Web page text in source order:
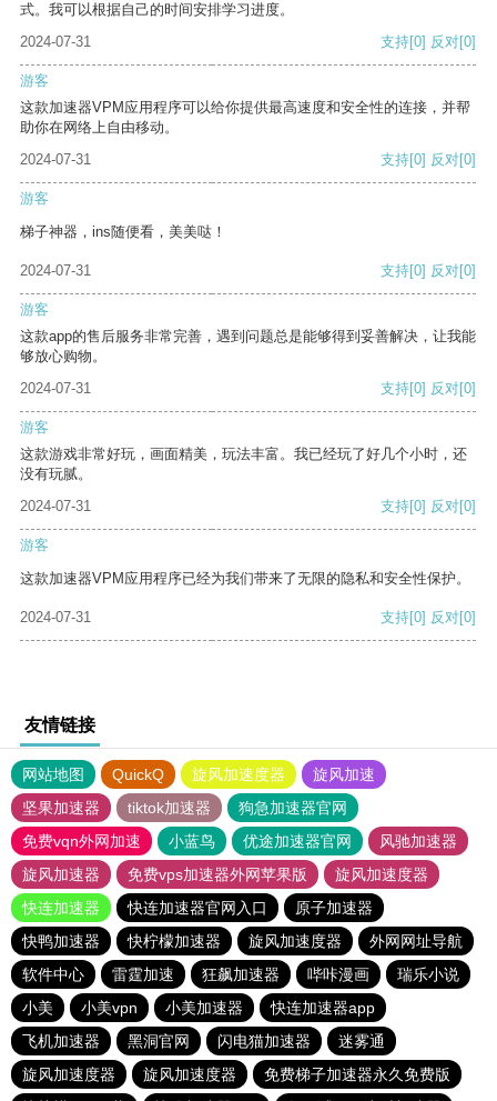
式。我可以根据自己的时间安排学习进度。
2024-07-31
支持[0] 反对[0]
游客
这款加速器VPM应用程序可以给你提供最高速度和安全性的连接，并帮
助你在网络上自由移动。
2024-07-31
支持[0] 反对[0]
游客
梯子神器，ins随便看，美美哒！
2024-07-31 支持[0] 反对[0]
游客
这款app的售后服务非常完善，遇到问题总是能够得到妥善解决，让我能
够放心购物。
2024-07-31
支持[0] 反对[0]
游客
这款游戏非常好玩，画面精美，玩法丰富。我已经玩了好几个小时，还
没有玩腻。
2024-07-31
支持[0] 反对[0]
游客
这款加速器VPM应用程序已经为我们带来了无限的隐私和安全性保护。
2024-07-31 支持[0] 反对[0]
友情链接
网站地图 QuickQ 旋风加速度器
旋风加速
坚果加速器
tiktok加速器
狗急加速器官网
免费vqn外网加速
小蓝鸟 优途加速器官网
风驰加速器
旋风加速器
免费vps加速器外网苹果版
旋风加速度器
快连加速器
快连加速器官网入口
原子加速器
快鸭加速器
快柠檬加速器 旋风加速度器
外网网址导航
软件中心
雷霆加速 狂飙加速器 哔咔漫画
瑞乐小说
小美
小美vpn 小美加速器
快连加速器app
飞机加速器
黑洞官网 闪电猫加速器
迷雾通
旋风加速度器
旋风加速度器
免费梯子加速器永久免费版